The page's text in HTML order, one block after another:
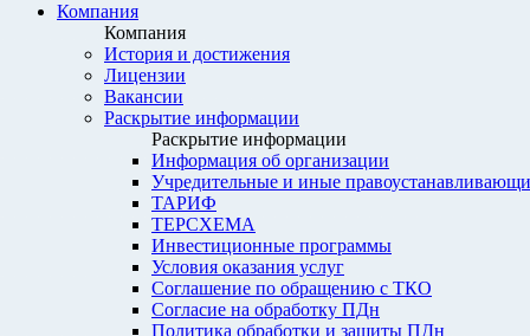
Компания
Компания
История и достижения
Лицензии
Вакансии
Раскрытие информации
Раскрытие информации
Информация об организации
Учредительные и иные
ТАРИФ
ТЕРСХЕМА
Инвестиционные программы
Условия оказания услуг
Соглашение по обращению с ТКО
Согласие на обработку ПДн
Политика обработки и защиты ПДн